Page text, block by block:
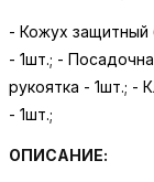
- Кожух
- 1шт.; -
рукоятка - 1шт.; -
- 1шт.;
ОПИСАНИЕ: